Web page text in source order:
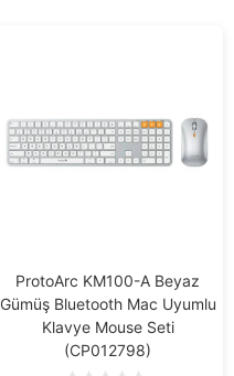
ProtoArc KM100-A Beyaz
Gümüş Bluetooth Mac Uyumlu
Klavye Mouse Seti
(CP012798)